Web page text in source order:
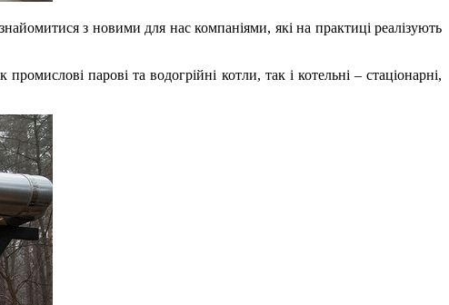
з новими для нас компаніями, які на практиці реалізують
парові та водогрійні котли, так і котельні – стаціонарні,